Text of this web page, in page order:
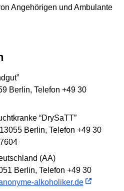
Angehörigen und Ambulante
Berlin, Telefon +49 30
“DrySaTT”
Berlin, Telefon +49 30
(AA)
Berlin, Telefon +49 30
alkoholiker.de